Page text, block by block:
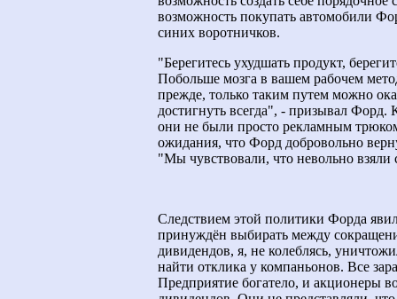
возможность покупать автомобили
синих воротничков.
"Берегитесь ухудшать продукт,
Побольше мозга в вашем рабочем
прежде, только таким путем можно
достигнуть всегда", - призывал Форд.
они не были просто рекламным
ожидания, что Форд добровольно
"Мы чувствовали, что невольно
Следствием этой политики Форда
принуждён выбирать между
дивидендов, я, не колеблясь,
найти отклика у компаньонов. Все
Предприятие богатело, и акционеры